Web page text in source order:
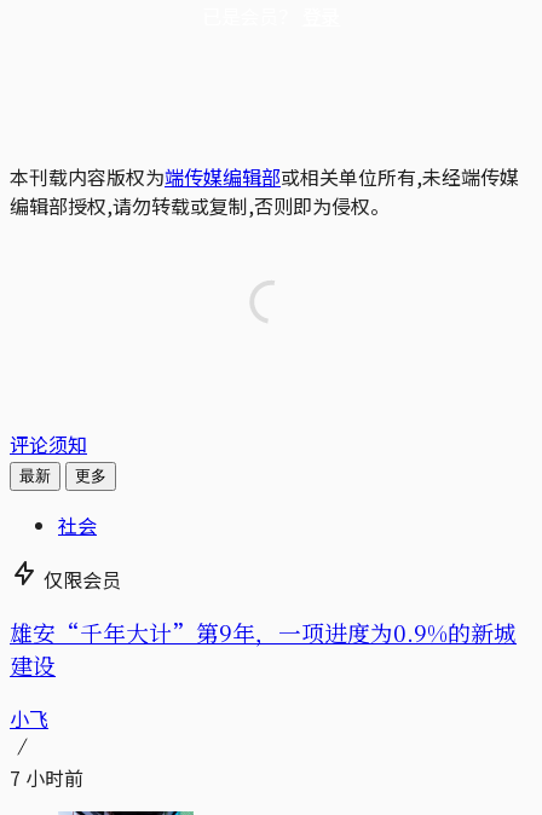
本刊载内容版权为端传媒编辑部或相关单位所有,未经端传媒
编辑部授权,请勿转载或复制,否则即为侵权。
评论须知
最新 更多
社会
仅限会员
雄安“千年大计”第9年，一项进度为0.9%的新城
建设
小飞
7 小时前